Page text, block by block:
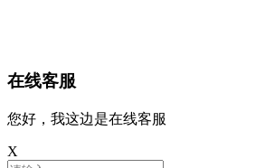
在线客服
您好，我这边是在线客服
X